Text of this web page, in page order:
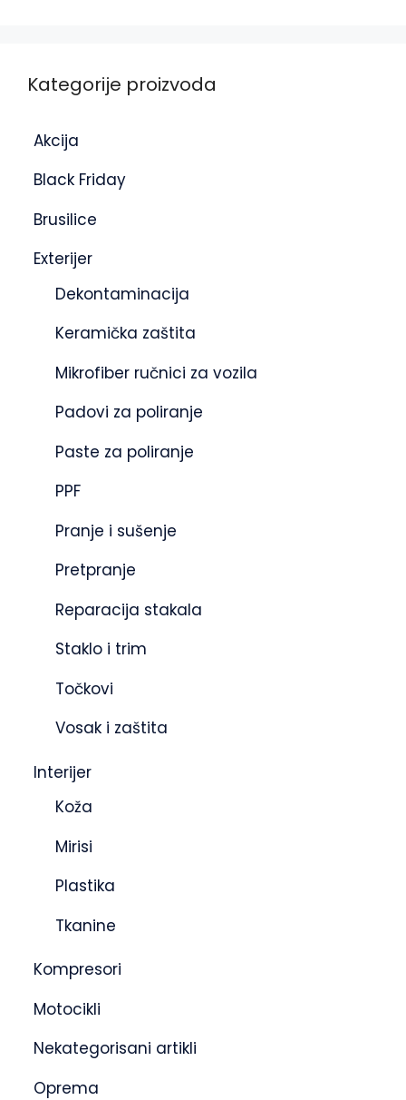
Kategorije proizvoda
Akcija
Black Friday
Brusilice
Exterijer
Dekontaminacija
Keramička zaštita
Mikrofiber ručnici za vozila
Padovi za poliranje
Paste za poliranje
PPF
Pranje i sušenje
Pretpranje
Reparacija stakala
Staklo i trim
Točkovi
Vosak i zaštita
Interijer
Koža
Mirisi
Plastika
Tkanine
Kompresori
Motocikli
Nekategorisani artikli
Oprema